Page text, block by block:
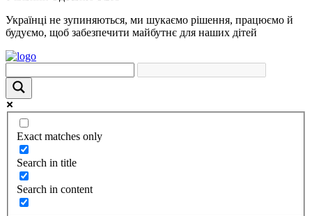
Українці не зупиняються, ми шукаємо рішення, працюємо й
будуємо, щоб забезпечити майбутнє для наших дітей
Exact matches only
Search in title
Search in content